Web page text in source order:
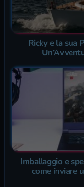
Ricky e la sua
Imballaggio e
come inviare